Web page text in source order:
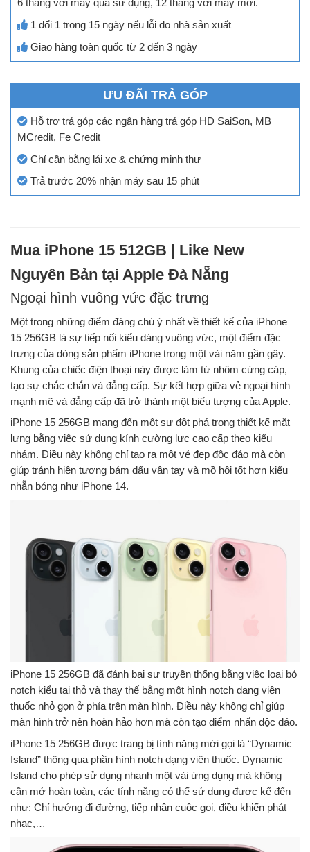
6 tháng với máy qua sử dụng, 12 tháng với máy mới.
1 đổi 1 trong 15 ngày nếu lỗi do nhà sản xuất
Giao hàng toàn quốc từ 2 đến 3 ngày
ƯU ĐÃI TRẢ GÓP
Hỗ trợ trả góp các ngân hàng trả góp HD SaiSon, MB
MCredit, Fe Credit
Chỉ cần bằng lái xe & chứng minh thư
Trả trước 20% nhận máy sau 15 phút
Mua iPhone 15 512GB | Like New
Nguyên Bản tại Apple Đà Nẵng
Ngoại hình vuông vức đặc trưng
Một trong những điểm đáng chú ý nhất về thiết kế của iPhone
15 256GB là sự tiếp nối kiểu dáng vuông vức, một điểm đặc
trưng của dòng sản phẩm iPhone trong một vài năm gần gây.
Khung của chiếc điện thoại này được làm từ nhôm cứng cáp,
tạo sự chắc chắn và đẳng cấp. Sự kết hợp giữa vẻ ngoại hình
mạnh mẽ và đẳng cấp đã trở thành một biểu tượng của Apple.
iPhone 15 256GB mang đến một sự đột phá trong thiết kế mặt
lưng bằng việc sử dụng kính cường lực cao cấp theo kiểu
nhám. Điều này không chỉ tạo ra một vẻ đẹp độc đáo mà còn
giúp tránh hiện tượng bám dấu vân tay và mồ hôi tốt hơn kiểu
nhẵn bóng như iPhone 14.
iPhone 15 256GB đã đánh bại sự truyền thống bằng việc loại bỏ
notch kiểu tai thỏ và thay thế bằng một hình notch dạng viên
thuốc nhỏ gọn ở phía trên màn hình. Điều này không chỉ giúp
màn hình trở nên hoàn hảo hơn mà còn tạo điểm nhấn độc đáo.
iPhone 15 256GB được trang bị tính năng mới gọi là “Dynamic
Island” thông qua phần hình notch dạng viên thuốc. Dynamic
Island cho phép sử dụng nhanh một vài ứng dụng mà không
cần mở hoàn toàn, các tính năng có thể sử dụng được kể đến
như: Chỉ hướng đi đường, tiếp nhận cuộc gọi, điều khiển phát
nhạc,…